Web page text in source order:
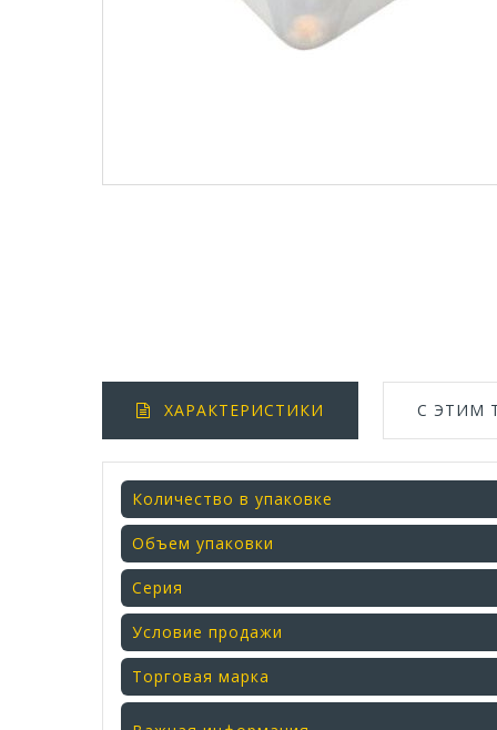
ХАРАКТЕРИСТИКИ С ЭТИМ
Количество в упаковке
Объем упаковки
Серия
Условие продажи
Торговая марка